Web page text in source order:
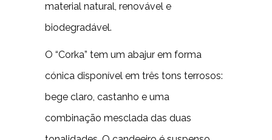
material natural, renovável e
biodegradável.
O “Corka” tem um abajur em forma
cónica disponível em três tons terrosos:
bege claro, castanho e uma
combinação mesclada das duas